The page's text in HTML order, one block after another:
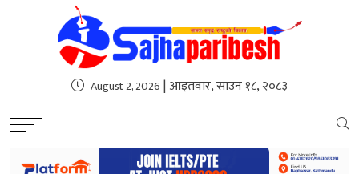
sweet bonanza
August 2, 2026 | आइतवार, साउन १८, २०८३